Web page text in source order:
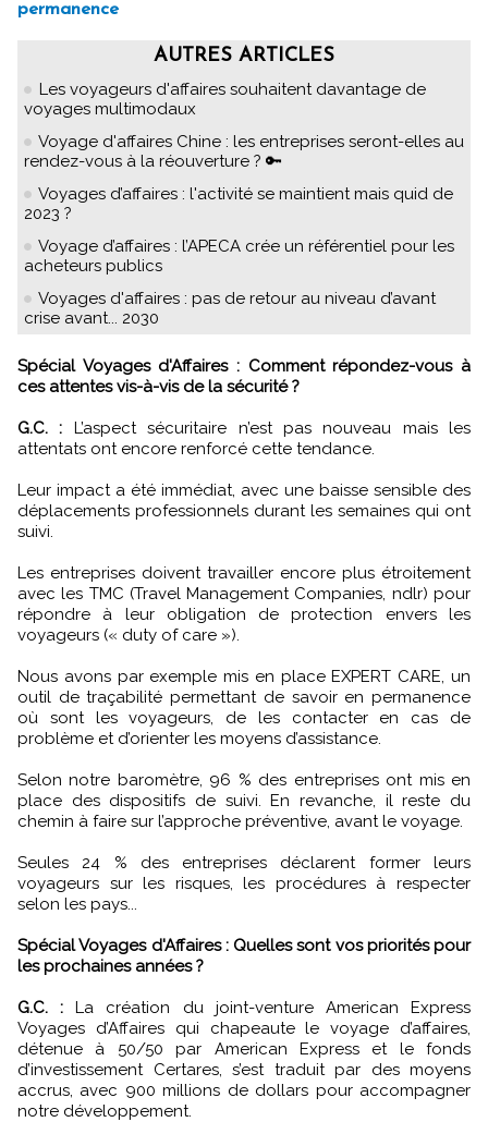
permanence
AUTRES ARTICLES
Les voyageurs d'affaires souhaitent davantage de
voyages multimodaux
Voyage d'affaires Chine : les entreprises seront-elles au
rendez-vous à la réouverture ? 🔑
Voyages d’affaires : l'activité se maintient mais quid de
2023 ?
Voyage d’affaires : l’APECA crée un référentiel pour les
acheteurs publics
Voyages d'affaires : pas de retour au niveau d’avant
crise avant... 2030
Spécial Voyages d'Affaires : Comment répondez-vous à
ces attentes vis-à-vis de la sécurité ?
G.C. : L’aspect sécuritaire n’est pas nouveau mais les
attentats ont encore renforcé cette tendance.
Leur impact a été immédiat, avec une baisse sensible des
déplacements professionnels durant les semaines qui ont
suivi.
Les entreprises doivent travailler encore plus étroitement
avec les TMC (Travel Management Companies, ndlr) pour
répondre à leur obligation de protection envers les
voyageurs (« duty of care »).
Nous avons par exemple mis en place EXPERT CARE, un
outil de traçabilité permettant de savoir en permanence
où sont les voyageurs, de les contacter en cas de
problème et d’orienter les moyens d’assistance.
Selon notre baromètre, 96 % des entreprises ont mis en
place des dispositifs de suivi. En revanche, il reste du
chemin à faire sur l’approche préventive, avant le voyage.
Seules 24 % des entreprises déclarent former leurs
voyageurs sur les risques, les procédures à respecter
selon les pays...
Spécial Voyages d'Affaires : Quelles sont vos priorités pour
les prochaines années ?
G.C. : La création du joint-venture American Express
Voyages d’Affaires qui chapeaute le voyage d’affaires,
détenue à 50/50 par American Express et le fonds
d’investissement Certares, s’est traduit par des moyens
accrus, avec 900 millions de dollars pour accompagner
notre développement.